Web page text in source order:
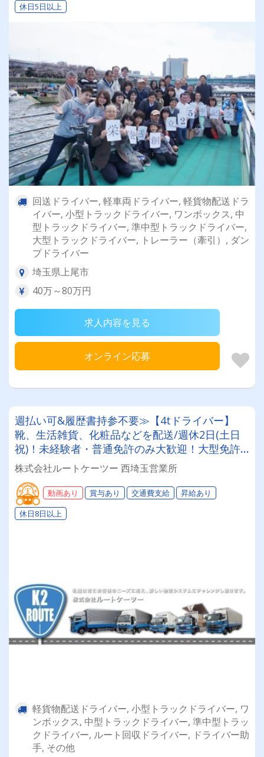
休日5日以上
回送ドライバー, 軽車両ドライバー, 軽貨物配送ドラ
イバー, 小型トラックドライバー, ワンボックス, 中
型トラックドライバー, 準中型トラックドライバー,
大型トラックドライバー, トレーラー（牽引）, ダン
プドライバー
埼玉県上尾市
40万～80万円
求人内容を見る
オンライン応募
週払い可&履歴書持参不要≫【4tドライバー】
靴、生活雑貨、化粧品などを配送/週休2日(土日
祝)！未経験者・普通免許のみ大歓迎！大型免許
取得時は50%費用補助制度も有★インセン・賞
与・勤続給・子ども手当など待遇充実
株式会社ルートケーツー 西埼玉営業所
動画あり 賞与あり 交通費支給
昇給あり
休日8日以上
軽貨物配送ドライバー, 小型トラックドライバー, ワ
ンボックス, 中型トラックドライバー, 準中型トラッ
クドライバー, ルート回収ドライバー, ドライバー助
手, その他